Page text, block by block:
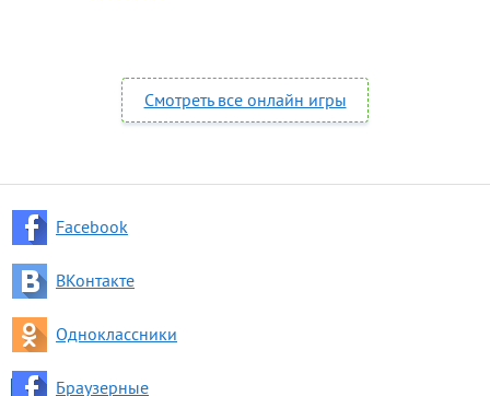
Смотреть все онлайн игры
Facebook
ВКонтакте
Одноклассники
Браузерные